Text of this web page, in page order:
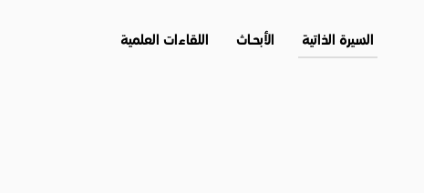
السيرة الذاتية الأبحــاث اللقاءات العلمية